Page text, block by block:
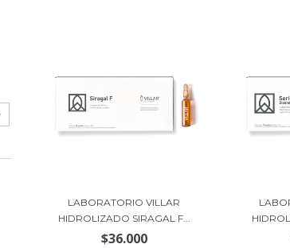
LABORATORIO VILLAR
HIDROLIZADO SIRAGAL F...
$36.000